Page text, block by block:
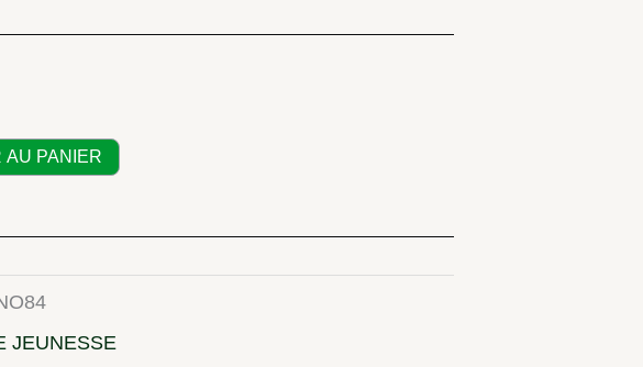
AU PANIER
JEUNESSE